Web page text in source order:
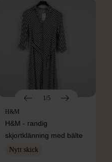
1/5
H&M
H&M - randig
skjortklänning med bälte
Nytt skick